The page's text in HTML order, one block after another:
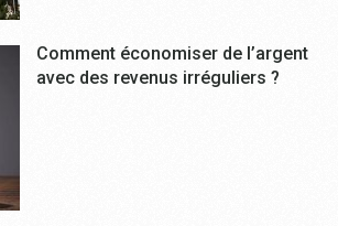
Comment économiser de l’argent
avec des revenus irréguliers ?